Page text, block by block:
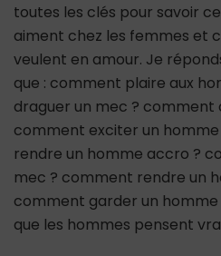
toutes les clés pour savoir
aiment chez les femmes et
veulent en amour. Je
que : comment plaire aux
draguer un mec ?
comment exciter un
rendre un homme accro ?
mec ? comment rendre un
comment garder un homme
que les hommes pensent